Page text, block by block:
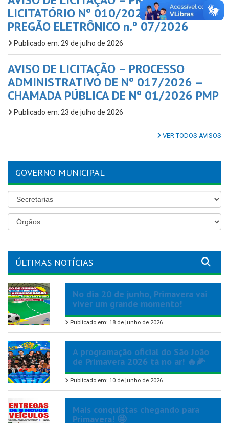
LICITATÓRIO Nº 010/2026 – PMP,
PREGÃO ELETRÔNICO n.º 07/2026
Publicado em: 29 de julho de 2026
AVISO DE LICITAÇÃO – PROCESSO
ADMINISTRATIVO DE Nº 017/2026 –
CHAMADA PÚBLICA DE Nº 01/2026 PMP
Publicado em: 23 de julho de 2026
VER TODOS AVISOS
GOVERNO MUNICIPAL
ÚLTIMAS NOTÍCIAS
No dia 20 de junho, Primavera vai
viver um grande momento!
Publicado em: 18 de junho de 2026
A programação oficial do São João
de Primavera 2026 tá no ar! 🔥🌽
Publicado em: 10 de junho de 2026
Mais conquistas chegando para
Primavera! 🤩